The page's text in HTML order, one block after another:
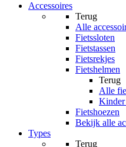
Accessoires
Terug
Alle
Fietssloten
Fietstassen
Fietsrekjes
Fietshelmen
Terug
Alle
Kinder
Fietshoezen
Bekijk alle
Types
Terug